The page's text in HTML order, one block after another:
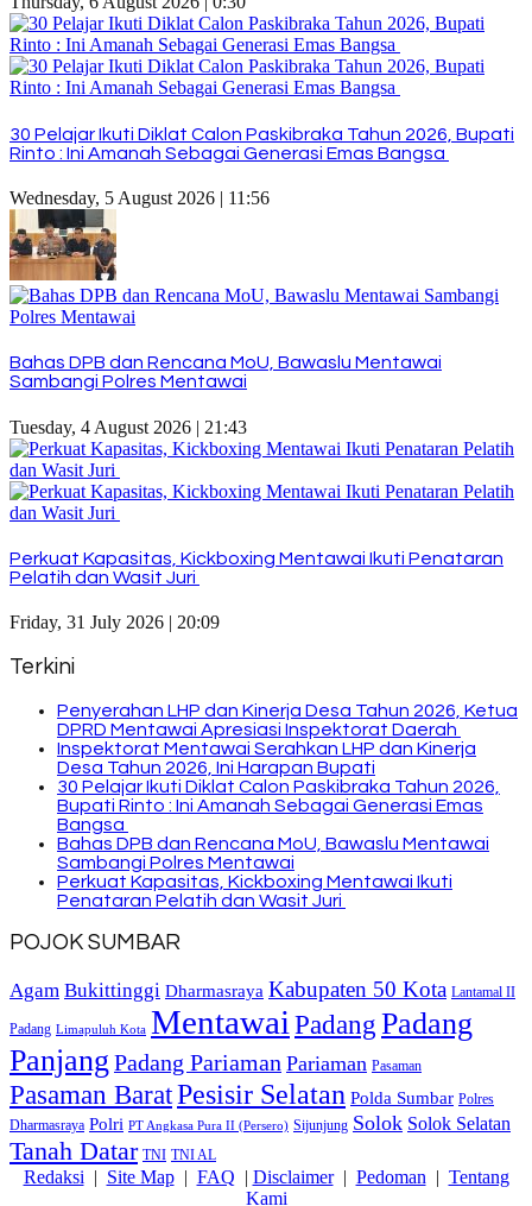
30 Pelajar Ikuti Diklat Calon Paskibraka Tahun 2026, Bupati
Rinto : Ini Amanah Sebagai Generasi Emas Bangsa
Wednesday, 5 August 2026 | 11:56
Bahas DPB dan Rencana MoU, Bawaslu Mentawai
Sambangi Polres Mentawai
Tuesday, 4 August 2026 | 21:43
Perkuat Kapasitas, Kickboxing Mentawai Ikuti Penataran
Pelatih dan Wasit Juri
Friday, 31 July 2026 | 20:09
Terkini
Penyerahan LHP dan Kinerja Desa Tahun 2026, Ketua
DPRD Mentawai Apresiasi Inspektorat Daerah
Inspektorat Mentawai Serahkan LHP dan Kinerja
Desa Tahun 2026, Ini Harapan Bupati
30 Pelajar Ikuti Diklat Calon Paskibraka Tahun 2026,
Bupati Rinto : Ini Amanah Sebagai Generasi Emas
Bangsa
Bahas DPB dan Rencana MoU, Bawaslu Mentawai
Sambangi Polres Mentawai
Perkuat Kapasitas, Kickboxing Mentawai Ikuti
Penataran Pelatih dan Wasit Juri
POJOK SUMBAR
Agam Bukittinggi Dharmasraya Kabupaten 50 Kota Lantamal II
Padang Limapuluh Kota Mentawai PadangPadang
Panjang Padang Pariaman Pariaman Pasaman
Pasaman BaratPesisir Selatan Polda Sumbar Polres
Dharmasraya Polri PT Angkasa Pura II (Persero) Sijunjung Solok Solok Selatan
Tanah Datar TNI TNI AL
Redaksi | Site Map| FAQ | Disclaimer| Pedoman | Tentang
Kami